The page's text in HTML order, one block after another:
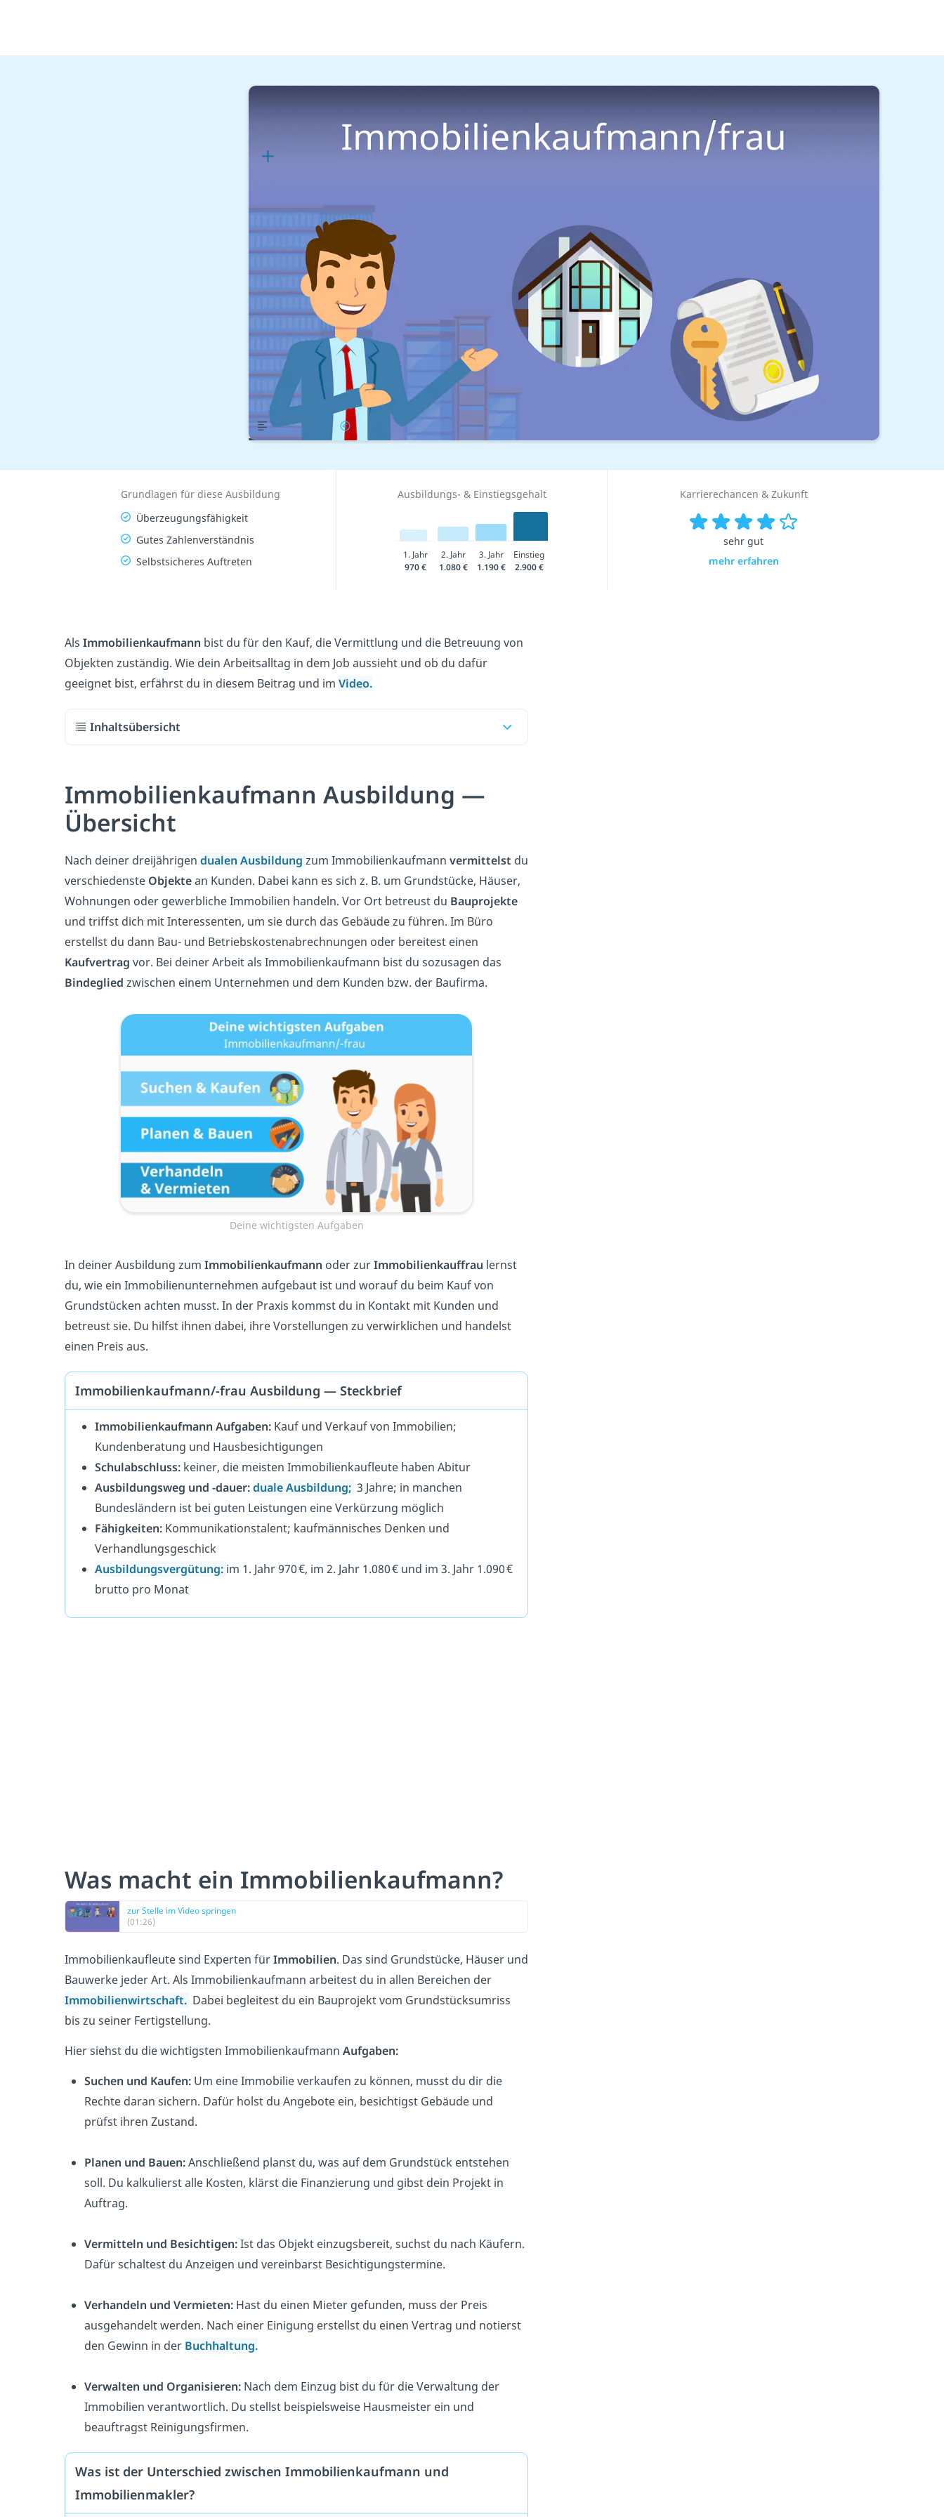
Kaufmännische Berufe
Ausbildung Immobilienkaufmann/frau
Übersicht Gehalt
Grundlagen für diese Ausbildung
Überzeugungsfähigkeit
Gutes Zahlenverständnis
Selbstsicheres Auftreten
Ausbildungs- & Einstiegsgehalt
1. Jahr 2. Jahr 3. Jahr
Einstieg
970 €
1.080 € 1.190 € 2.900 €
Karrierechancen & Zukunft
sehr gut
mehr erfahren
Als Immobilienkaufmann bist du für den Kauf, die Vermittlung und die Betreuung von
Objekten zuständig. Wie dein Arbeitsalltag in dem Job aussieht und ob du dafür
geeignet bist, erfährst du in diesem Beitrag und im Video.
Inhaltsübersicht
Immobilienkaufmann Ausbildung —
Übersicht
Nach deiner dreijährigen dualen Ausbildung zum Immobilienkaufmann vermittelst du
verschiedenste Objektean Kunden. Dabei kann es sich z. B. um Grundstücke, Häuser,
Wohnungen oder gewerbliche Immobilien handeln. Vor Ort betreust du Bauprojekte
und triffst dich mit Interessenten, um sie durch das Gebäude zu führen. Im Büro
erstellst du dann Bau- und Betriebskostenabrechnungen oder bereitest einen
Kaufvertrag vor. Bei deiner Arbeit als Immobilienkaufmann bist du sozusagen das
Bindeglied zwischen einem Unternehmen und dem Kunden bzw. der Baufirma.
Deine wichtigsten Aufgaben
In deiner Ausbildung zum Immobilienkaufmann oder zurImmobilienkauffrau lernst
du, wie ein Immobilienunternehmen aufgebaut ist und worauf du beim Kauf von
Grundstücken achten musst. In der Praxis kommst du in Kontakt mit Kunden und
betreust sie. Du hilfst ihnen dabei, ihre Vorstellungen zu verwirklichen und handelst
einen Preis aus.
Immobilienkaufmann/-frau Ausbildung — Steckbrief
Immobilienkaufmann Aufgaben: Kauf und Verkauf von Immobilien;
Kundenberatung und Hausbesichtigungen
Schulabschluss: keiner, die meisten Immobilienkaufleute haben Abitur
Ausbildungsweg und -dauer:duale Ausbildung; 3 Jahre; in manchen
Bundesländern ist bei guten Leistungen eine Verkürzung möglich
Fähigkeiten: Kommunikationstalent; kaufmännisches Denken und
Verhandlungsgeschick
Ausbildungsvergütung: im 1. Jahr 970 €, im 2. Jahr 1.080 € und im 3. Jahr 1.090 €
brutto pro Monat
Was macht ein Immobilienkaufmann?
zur Stelle im Video springen
(01:26)
Immobilienkaufleute sind Experten fürImmobilien. Das sind Grundstücke, Häuser und
Bauwerke jeder Art. Als Immobilienkaufmann arbeitest du in allen Bereichen der
Immobilienwirtschaft. Dabei begleitest du ein Bauprojekt vom Grundstücksumriss
bis zu seiner Fertigstellung.
Hier siehst du die wichtigsten Immobilienkaufmann Aufgaben:
Suchen und Kaufen: Um eine Immobilie verkaufen zu können, musst du dir die
Rechte daran sichern. Dafür holst du Angebote ein, besichtigst Gebäude und
prüfst ihren Zustand.
Planen und Bauen:Anschließend planst du, was auf dem Grundstück entstehen
soll. Du kalkulierst alle Kosten, klärst die Finanzierung und gibst dein Projekt in
Auftrag.
Vermitteln und Besichtigen:Ist das Objekt einzugsbereit, suchst du nach Käufern.
Dafür schaltest du Anzeigen und vereinbarst Besichtigungstermine.
Verhandeln und Vermieten: Hast du einen Mieter gefunden, muss der Preis
ausgehandelt werden. Nach einer Einigung erstellst du einen Vertrag und notierst
den Gewinn in der Buchhaltung.
Verwalten und Organisieren: Nach dem Einzug bist du für die Verwaltung der
Immobilien verantwortlich. Du stellst beispielsweise Hausmeister ein und
beauftragst Reinigungsfirmen.
Was ist der Unterschied zwischen Immobilienkaufmann und
Immobilienmakler?